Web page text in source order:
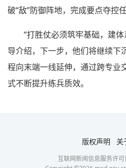
破“敌”防御阵地，完成要点夺控任
“打胜仗必须筑牢基础，建体
导介绍，下一步，他们将继续下
程向末端一线延伸，通过跨专业
式不断提升练兵质效。
版权声明 关
互联网新闻信息服务许